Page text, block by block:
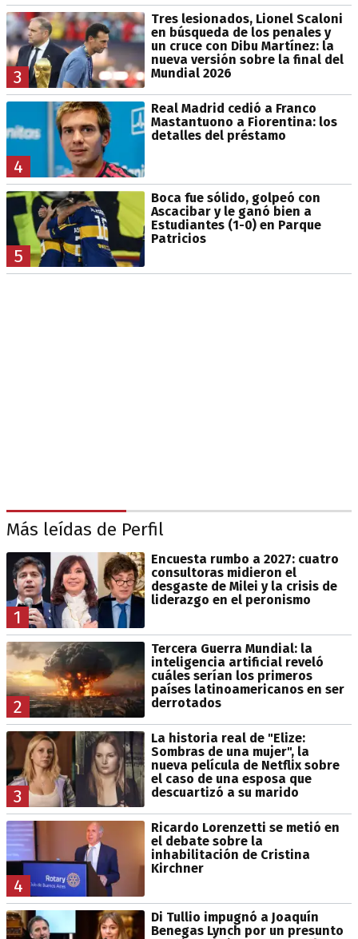
3
Tres lesionados, Lionel Scaloni
en búsqueda de los penales y
un cruce con Dibu Martínez: la
nueva versión sobre la final del
Mundial 2026
4
Real Madrid cedió a Franco
Mastantuono a Fiorentina: los
detalles del préstamo
5
Boca fue sólido, golpeó con
Ascacibar y le ganó bien a
Estudiantes (1-0) en Parque
Patricios
Más leídas de Perfil
1
Encuesta rumbo a 2027: cuatro
consultoras midieron el
desgaste de Milei y la crisis de
liderazgo en el peronismo
2
Tercera Guerra Mundial: la
inteligencia artificial reveló
cuáles serían los primeros
países latinoamericanos en ser
derrotados
3
La historia real de "Elize:
Sombras de una mujer", la
nueva película de Netflix sobre
el caso de una esposa que
descuartizó a su marido
4
Ricardo Lorenzetti se metió en
el debate sobre la
inhabilitación de Cristina
Kirchner
Di Tullio impugnó a Joaquín
Benegas Lynch por un presunto